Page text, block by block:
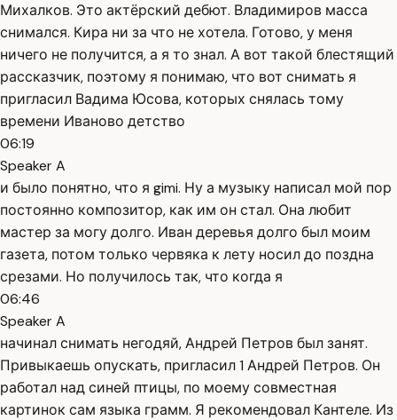
Михалков. Это актёрский дебют. Владимиров масса
снимался. Кира ни за что не хотела. Готово, у меня
ничего не получится, а я то знал. А вот такой блестящий
рассказчик, поэтому я понимаю, что вот снимать я
пригласил Вадима Юсова, которых снялась тому
времени Иваново детство
06:19
Speaker A
и было понятно, что я gimi. Ну а музыку написал мой пор
постоянно композитор, как им он стал. Она любит
мастер за могу долго. Иван деревья долго был моим
газета, потом только червяка к лету носил до поздна
срезами. Но получилось так, что когда я
06:46
Speaker A
начинал снимать негодяй, Андрей Петров был занят.
Привыкаешь опускать, пригласил 1 Андрей Петров. Он
работал над синей птицы, по моему совместная
картинок сам языка грамм. Я рекомендовал Кантеле. Из